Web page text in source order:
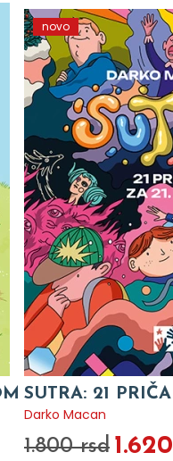
novo
SUTRA: 21
Darko Macan
1.800 rsd